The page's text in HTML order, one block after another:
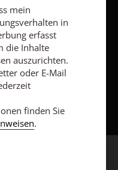
mein
in
erfasst
die Inhalte
auszurichten.
oder E-Mail
finden Sie
.